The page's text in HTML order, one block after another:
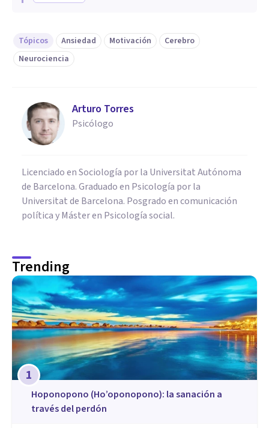
Tópicos Ansiedad Motivación
Cerebro
Neurociencia
Arturo Torres
Psicólogo
Licenciado en Sociología por la Universitat Autónoma
de Barcelona. Graduado en Psicología por la
Universitat de Barcelona. Posgrado en comunicación
política y Máster en Psicología social.
Trending
1
Hoponopono (Ho’oponopono): la sanación a
través del perdón